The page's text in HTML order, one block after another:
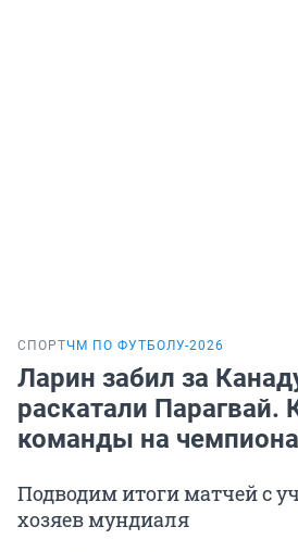
СПОРТЧМ ПО ФУТБОЛУ-2026
Ларин забил за
раскатали Парагвай.
команды на
Подводим итоги матчей с
хозяев мундиаля